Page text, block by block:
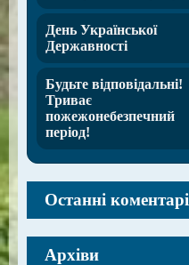
День Української
Державності
Будьте відповідальні!
Триває
пожежонебезпечний
період!
Останні коментарі
Архіви